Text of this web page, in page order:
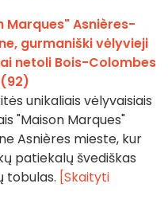
Marques" Asnières-
gurmaniški vėlyvieji
netoli Bois-Colombes
unikaliais vėlyvaisiais
"Maison Marques"
Asnières mieste, kur
patiekalų švediškas
tobulas. [Skaityti